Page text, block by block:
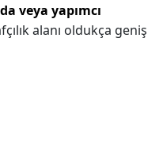
veya yapımcı
alanı oldukça geniş